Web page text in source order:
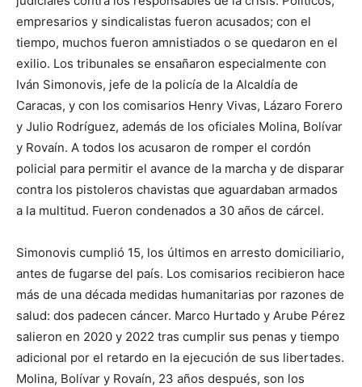
empresarios y sindicalistas fueron acusados; con el
tiempo, muchos fueron amnistiados o se quedaron en el
exilio. Los tribunales se ensañaron especialmente con
Iván Simonovis, jefe de la policía de la Alcaldía de
Caracas, y con los comisarios Henry Vivas, Lázaro Forero
y Julio Rodríguez, además de los oficiales Molina, Bolívar
y Rovaín. A todos los acusaron de romper el cordón
policial para permitir el avance de la marcha y de disparar
contra los pistoleros chavistas que aguardaban armados
a la multitud. Fueron condenados a 30 años de cárcel.
Simonovis cumplió 15, los últimos en arresto domiciliario,
antes de fugarse del país. Los comisarios recibieron hace
más de una década medidas humanitarias por razones de
salud: dos padecen cáncer. Marco Hurtado y Arube Pérez
salieron en 2020 y 2022 tras cumplir sus penas y tiempo
adicional por el retardo en la ejecución de sus libertades.
Molina, Bolívar y Rovaín, 23 años después, son los